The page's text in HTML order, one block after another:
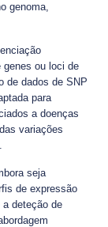
genoma,
genes ou loci de
de dados de SNP
para
a doenças
variações
seja
de expressão
deteção de